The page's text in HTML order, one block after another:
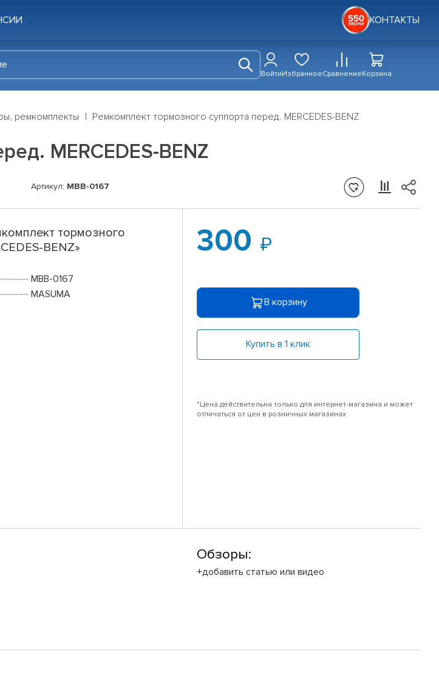
КОНТАКТЫ
ВойтиИзбранноеСравнениеКорзина
ремкомплекты Ремкомплект тормозного суппорта перед. MERCEDES-BENZ
MERCEDES-BENZ
Артикул: MBB-0167
тормозного
BENZ»
MBB-0167
MASUMA
300
В корзину
Купить в 1 клик
*Цена действительна только для интернет-магазина и может
отличаться от цен в розничных магазинах
Обзоры:
+добавить статью или видео